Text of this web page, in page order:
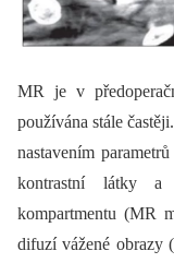
MR je v
používána stále
nastavením
kontrastní látky
kompartmentu (MR
difuzí vážené obrazy